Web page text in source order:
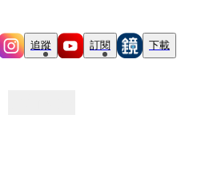
追蹤 訂閱 下載